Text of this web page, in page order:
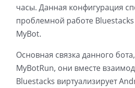
часы. Данная конфигурация
проблемной работе
MyBot.
Основная связка данного
MyBotRun, они вместе
Bluestacks виртуализирует